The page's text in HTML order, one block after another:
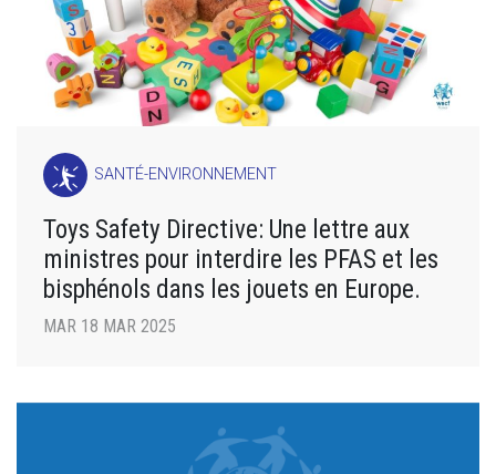
SANTÉ-ENVIRONNEMENT
Toys Safety Directive: Une lettre aux
ministres pour interdire les PFAS et les
bisphénols dans les jouets en Europe.
MAR 18 MAR 2025